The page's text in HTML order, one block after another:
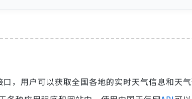
，用户可以获取全国各地的实时天气信息和天